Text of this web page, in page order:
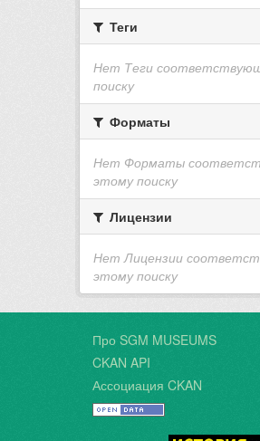
Теги
Нет Теги
поиску
Форматы
Нет Форматы
этому поиску
Лицензии
Нет Лицензии
этому поиску
Про SGM MUSEUMS
CKAN API
Ассоциация CKAN